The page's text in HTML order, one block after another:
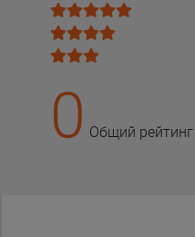
0 Общий рейтинг